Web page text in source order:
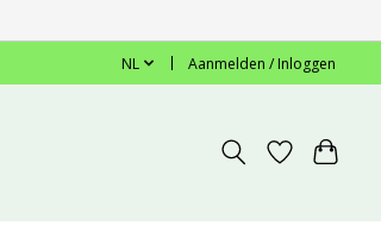
NL Aanmelden / Inloggen